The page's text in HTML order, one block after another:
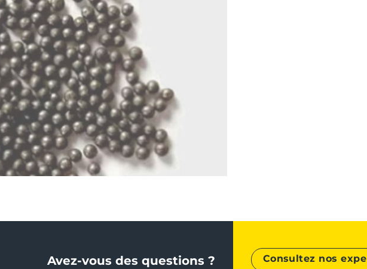
Avez-vous des questions ? Consultez nos